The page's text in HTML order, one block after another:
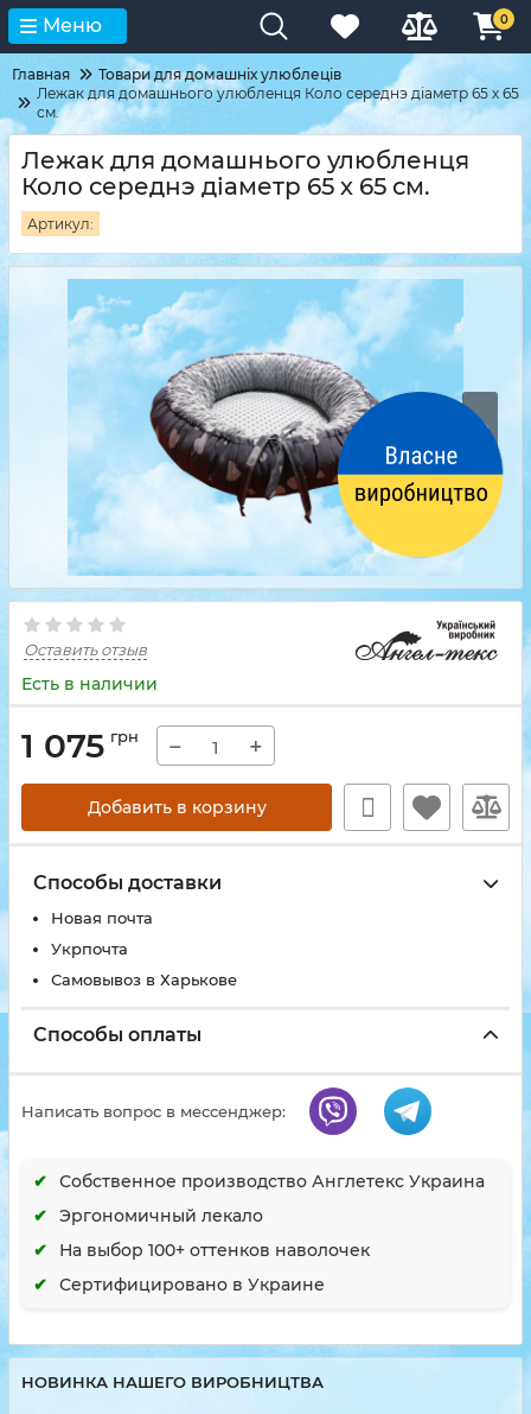
Меню 0
Главная
Товари для домашніх улюблеців
Лежак для домашнього улюбленця Коло середнэ діаметр 65 х 65
см.
Лежак для домашнього улюбленця
Коло середнэ діаметр 65 х 65 см.
Артикул:
Оставить отзыв
Есть в наличии
1 075 грн − +
Добавить в корзину
Способы доставки
Новая почта
Укрпочта
Самовывоз в Харькове
Способы оплаты
Написать вопрос в мессенджер:
Собственное производство Англетекс Украина
Эргономичный лекало
На выбор 100+ оттенков наволочек
Сертифицировано в Украине
НОВИНКА НАШЕГО ВИРОБНИЦТВА